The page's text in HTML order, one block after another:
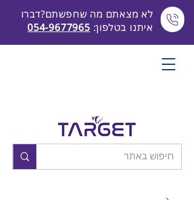
לא מצאתם מה שחפשתם?דברו
איתנו בטלפון: 054-9677965